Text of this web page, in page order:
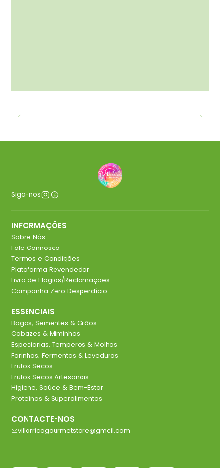
Siga-nos
INFORMAÇÕES
Sobre Nós
Fale Connosco
Termos e Condições
Plataforma Revendedor
Livro de Elogios/Reclamações
Campanha Zero Desperdício
ESSENCIAIS
Bagas, Sementes & Grãos
Cabazes & Miminhos
Especiarias, Temperos & Molhos
Farinhas, Fermentos & Leveduras
Frutos Secos
Frutos Secos Artesanais
Higiene, Saúde & Bem-Estar
Proteínas & Superalimentos
CONTACTE-NOS
villarricagourmetstore@gmail.com